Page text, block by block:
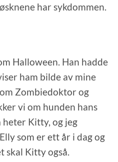
har sykdommen.
Halloween. Han hadde
ham bilde av mine
Zombiedoktor og
vi om hunden hans
heter Kitty, og jeg
som er ett år i dag og
skal Kitty også.